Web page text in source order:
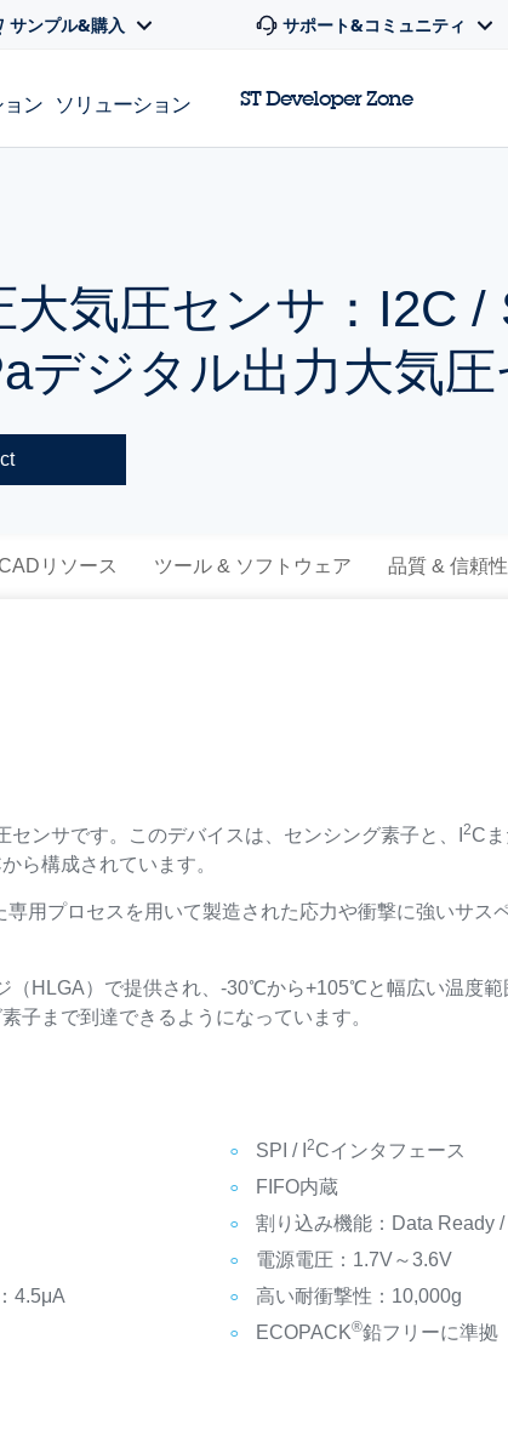
サンプル&購入 サポート&コミュニティ
ン ソリューション ST Developer Zone
大気圧センサ：I2C /
デジタル出力大気
リソース ツール & ソフトウェア 品質 & 信頼性
ンサです。このデバイスは、センシング素子と、I2C
ら構成されています。
用プロセスを用いて製造された応力や衝撃に強いサス
（HLGA）で提供され、-30℃から+105℃と幅広い温度
子まで到達できるようになっています。
4.5μA
SPI / I 2Cインタフェース
FIFO内蔵
割り込み機能：Data Ready
電源電圧：1.7V～3.6V
高い耐衝撃性：10,000g
ECOPACK®鉛フリーに準拠